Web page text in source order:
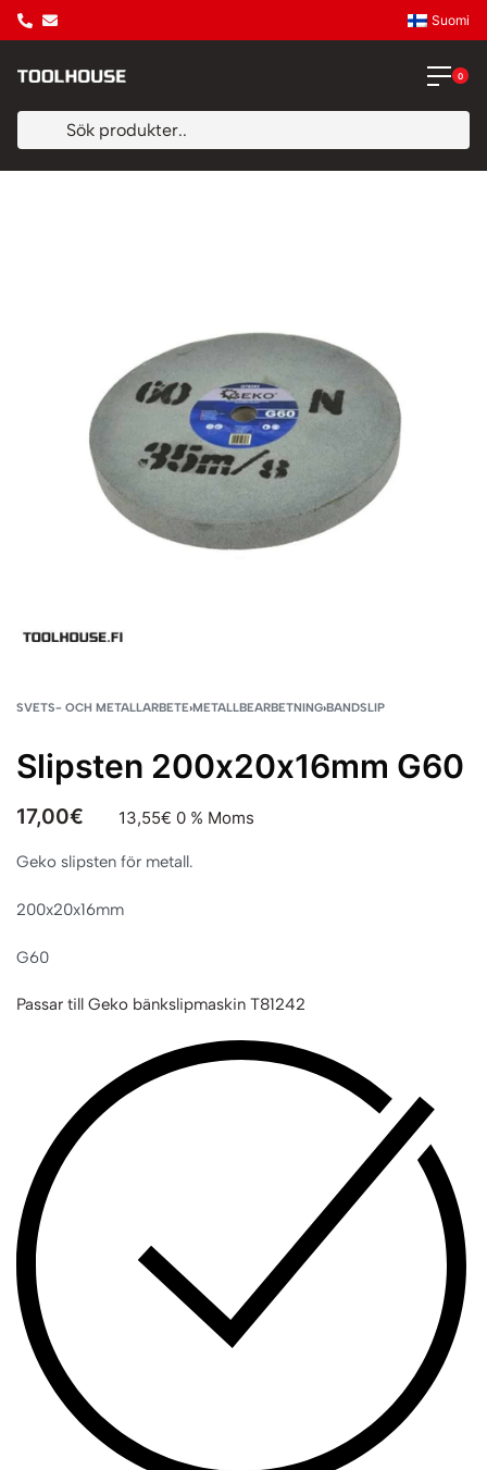
Suomi
0
SVETS- OCH METALLARBETE›METALLBEARBETNING›BANDSLIP
Slipsten 200x20x16mm G60
17,00€ 13,55€ 0 % Moms
Geko slipsten för metall.
200x20x16mm
G60
Passar till Geko bänkslipmaskin T81242